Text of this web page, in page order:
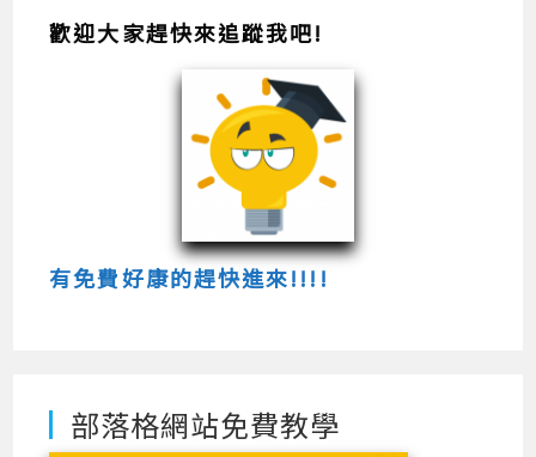
歡迎大家趕快來追蹤我吧!
有免費好康的趕快進來!!!!
部落格網站免費教學